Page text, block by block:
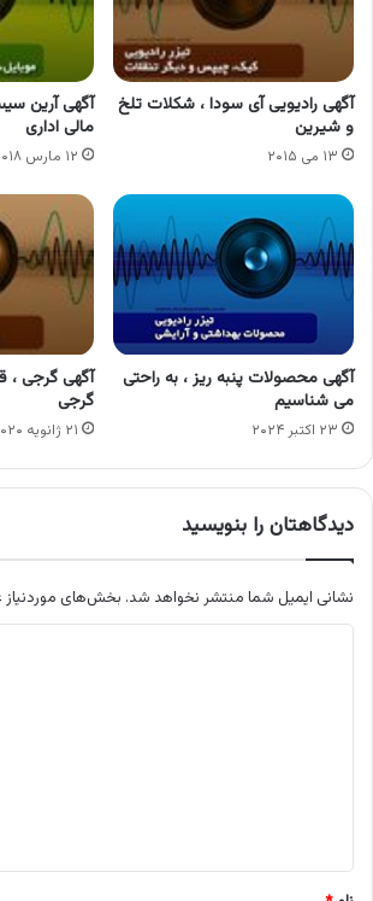
آگهی رادیویی آی سودا ، شکلات تلخ
و شیرین
۱۳ می ۲۰۱۵
آگهی آرین
مالی اداری
۱۲ مارس ۲۰۱۸
آگهی محصولات پنبه ریز ، به راحتی
می شناسیم
۲۳ اکتبر ۲۰۲۴
آگهی گرجی
گرجی
۲۱ ژانویه ۲۰۲۰
دیدگاهتان را بنویسید
نشانی ایمیل شما منتشر نخواهد شد. بخش‌های